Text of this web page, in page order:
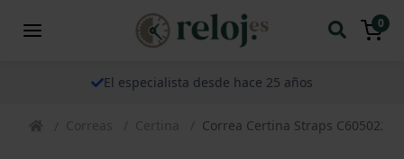
0
El especialista desde hace 25 años
Correas Certina Correa Certina Straps